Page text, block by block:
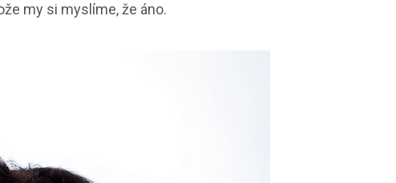
my si myslíme, že áno.